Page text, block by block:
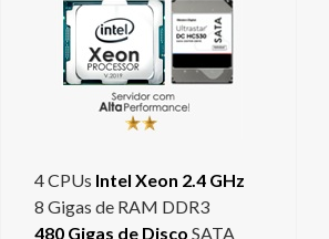
4 CPUs Intel Xeon 2.4 GHz
8 Gigas de RAM DDR3
480 Gigas de Disco SATA